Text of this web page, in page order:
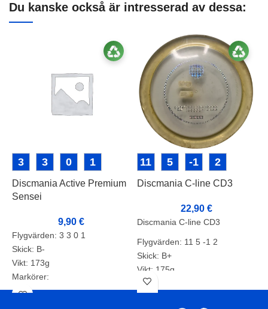
Du kanske också är intresserad av dessa:
3 3 0 1
Discmania Active Premium
Sensei
9,90€
Flygvärden: 3 3 0 1
Skick: B-
Vikt: 173g
Markörer:
11 5 -1 2
Discmania C-line CD3
22,90 €
Discmania C-line CD3
Flygvärden: 11 5 -1 2
Skick: B+
Vikt: 175g
Markörer: